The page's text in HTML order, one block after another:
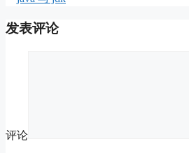
发表评论
评论